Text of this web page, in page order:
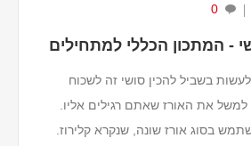
0
- המתכון הכללי למתחילים
בשביל להכין סושי זה לשכוח
את האורז שאתם רגילים אליו.
בסוג אורז שונה, שנקרא קלירוז.